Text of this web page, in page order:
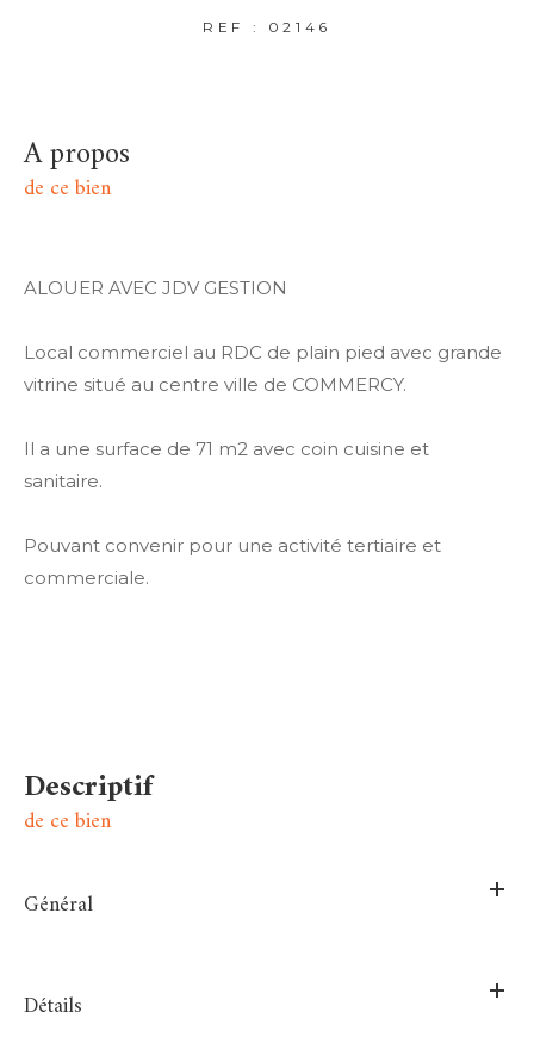
REF : 02146
a propos
de ce bien
ALOUER AVEC JDV GESTION
Local commerciel au RDC de plain pied avec grande
vitrine situé au centre ville de COMMERCY.
Il a une surface de 71 m2 avec coin cuisine et
sanitaire.
Pouvant convenir pour une activité tertiaire et
commerciale.
descriptif
de ce bien
Général
Détails